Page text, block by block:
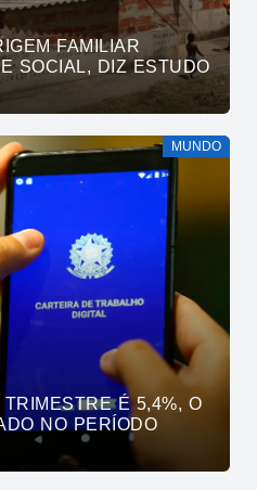
FAMILIAR
SOCIAL, DIZ ESTUDO
MUNDO
TRIMESTRE É 5,4%, O
NO PERÍODO